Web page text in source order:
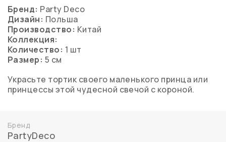
Бренд: Party Deco
Дизайн: Польша
Производство: Китай
Коллекция:
Количество: 1 шт
Размер: 5 см
Украсьте тортик своего маленького принца или
принцессы этой чудесной свечой с короной.
Бренд
PartyDeco